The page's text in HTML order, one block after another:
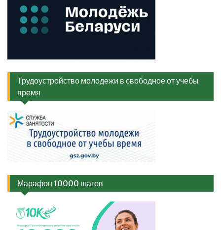
Трудоустройство молодежи в свободное от учебы
время
Марафон 10000 шагов